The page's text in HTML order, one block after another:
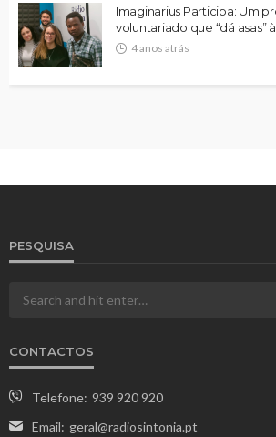
Imaginarius Participa: Um
voluntariado que “dá asas”
4 anos atrás
PESQUISA
CONTACTOS
Telefone: 939 920 920
Email: geral@radiosintonia.pt